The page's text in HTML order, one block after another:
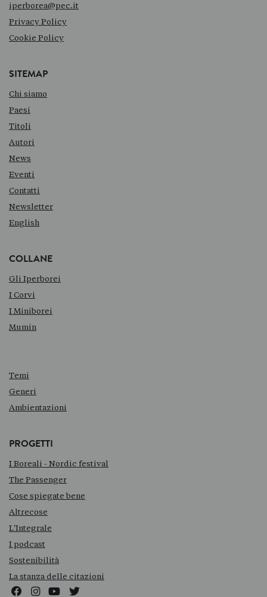
iperborea@pec.it
Privacy Policy
Cookie Policy
SITEMAP
Chi siamo
Paesi
Titoli
Autori
News
Eventi
Contatti
Newsletter
English
COLLANE
Gli Iperborei
I Corvi
I Miniborei
Mumin
Temi
Generi
Ambientazioni
PROGETTI
I Boreali - Nordic festival
The Passenger
Cose spiegate bene
Altrecose
L'Integrale
I podcast
Sostenibilità
La stanza delle citazioni